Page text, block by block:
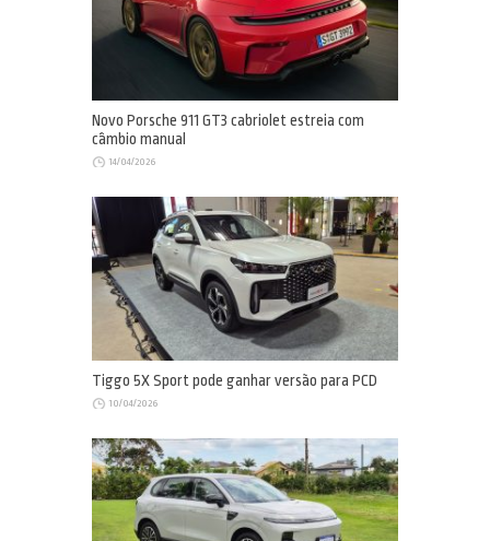
Novo Porsche 911 GT3 cabriolet estreia com
câmbio manual
14/04/2026
Tiggo 5X Sport pode ganhar versão para PCD
10/04/2026